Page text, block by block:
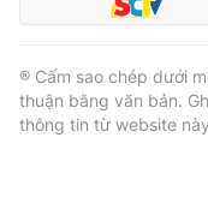
® Cấm sao chép dưới
thuận bằng văn bản.
thông tin từ website